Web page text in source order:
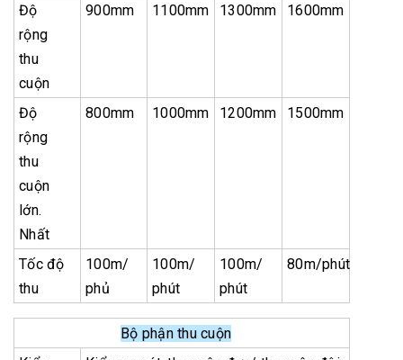
Độ
rộng
thu
cuộn
900mm 1100mm 1300mm 1600mm
Độ
rộng
thu
cuộn
lớn.
Nhất
800mm 1000mm 1200mm 1500mm
Tốc độ
thu
100m/
phủ
100m/
phút
100m/
phút
80m/phút
Bộ phận thu cuộn